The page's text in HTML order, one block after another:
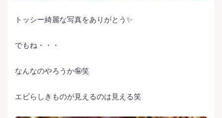
トッシー綺麗な写真をありがとう✨
でもね・・・
なんなのやろうか🤪笑
エビらしきものが見えるのは見える笑